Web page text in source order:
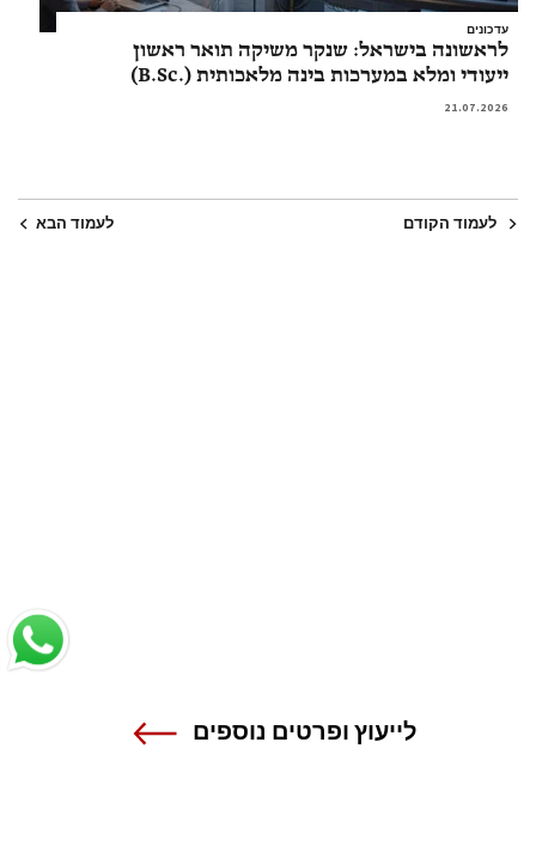
עדכונים
לראשונה בישראל: שנקר משיקה תואר ראשון
ייעודי ומלא במערכות בינה מלאכותית (.B.Sc)
21.07.2026
לעמוד הקודם לעמוד הבא
לייעוץ ופרטים נוספים